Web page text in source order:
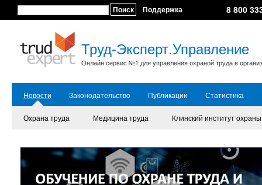
Поиск Поддержка 8 800
Труд-Эксперт.Управление
Онлайн сервис №1 для управления охраной труда в
Новости Законодательство Публикации Статистика
Охрана труда Медицина труда Клинский институт